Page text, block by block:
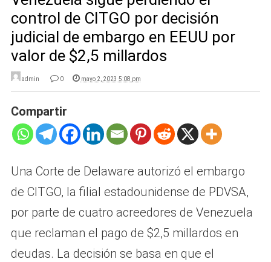
control de CITGO por decisión
judicial de embargo en EEUU por
valor de $2,5 millardos
admin 0 mayo 2, 2023 5:08 pm
Compartir
Una Corte de Delaware autorizó el embargo
de CITGO, la filial estadounidense de PDVSA,
por parte de cuatro acreedores de Venezuela
que reclaman el pago de $2,5 millardos en
deudas. La decisión se basa en que el